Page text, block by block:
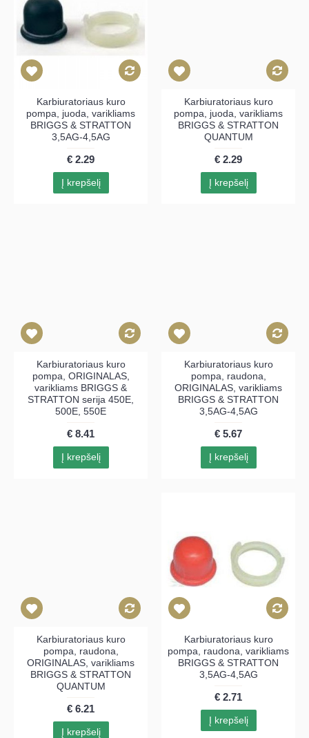
Karbiuratoriaus kuro
pompa, juoda, varikliams
BRIGGS & STRATTON
3,5AG-4,5AG
€ 2.29
Į krepšelį
Karbiuratoriaus kuro
pompa, juoda, varikliams
BRIGGS & STRATTON
QUANTUM
€ 2.29
Į krepšelį
Karbiuratoriaus kuro
pompa, ORIGINALAS,
varikliams BRIGGS &
STRATTON serija 450E,
500E, 550E
€ 8.41
Į krepšelį
Karbiuratoriaus kuro
pompa, raudona,
ORIGINALAS, varikliams
BRIGGS & STRATTON
3,5AG-4,5AG
€ 5.67
Į krepšelį
Karbiuratoriaus kuro
pompa, raudona,
ORIGINALAS, varikliams
BRIGGS & STRATTON
QUANTUM
€ 6.21
Į krepšelį
Karbiuratoriaus kuro
pompa, raudona, varikliams
BRIGGS & STRATTON
3,5AG-4,5AG
€ 2.71
Į krepšelį